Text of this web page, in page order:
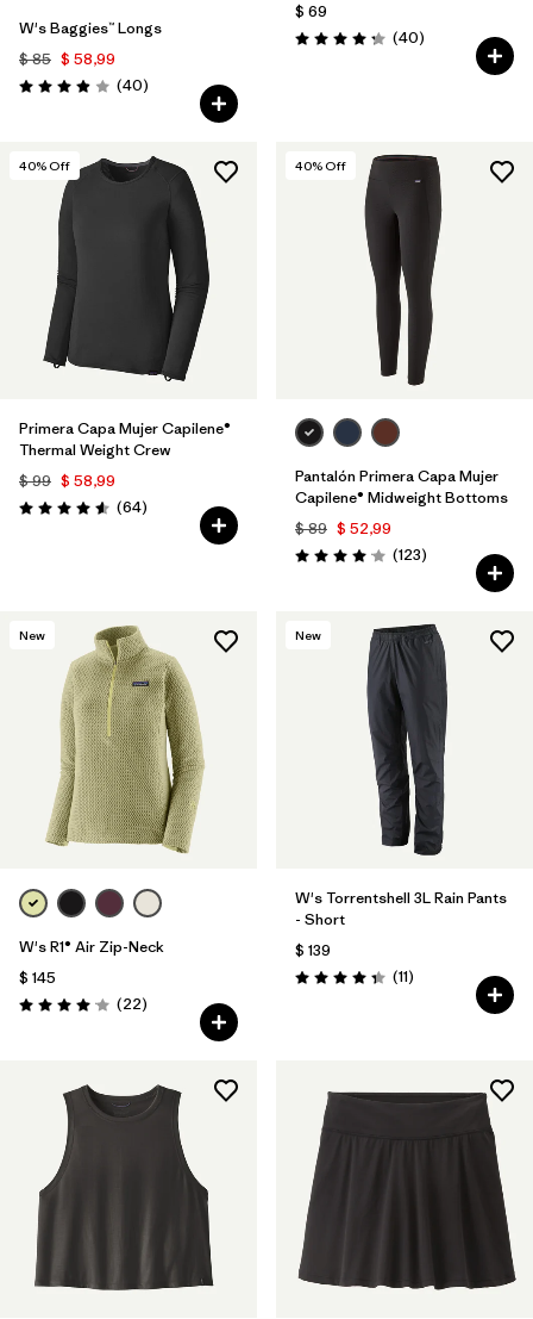
W's Baggies™ Longs
$ 85 $ 58,99
Valoración: 3.9 / 5
(40Comentarios
)
$ 69
Valoración: 4.3 / 5
(40Comentarios
)
40% Off
Primera Capa Mujer Capilene®
Thermal Weight Crew
$ 99 $ 58,99
Valoración: 4.6 / 5
(64Comentarios
)
40% Off
Pantalón Primera Capa Mujer
Capilene® Midweight Bottoms
$ 89 $ 52,99
Valoración: 4.0 / 5
(123Comentarios
)
New
W's R1® Air Zip-Neck
$ 145
Valoración: 4.0 / 5
(22Comentarios
)
New
W's Torrentshell 3L Rain Pants
- Short
$ 139
Valoración: 4.4 / 5
(11Comentarios
)